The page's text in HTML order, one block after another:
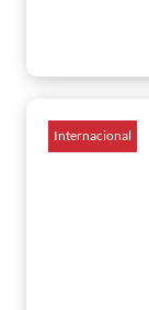
Internacional